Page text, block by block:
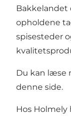
Bakkelandet
opholdene
spisesteder
Du kan læse
denne side.
Hos